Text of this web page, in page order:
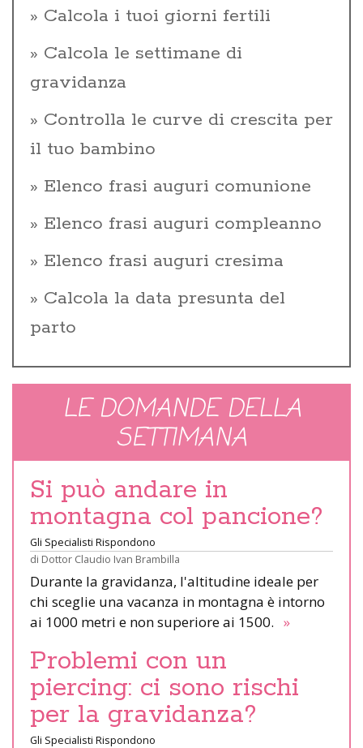
Calcola i tuoi giorni fertili
Calcola le settimane di
gravidanza
Controlla le curve di crescita per
il tuo bambino
Elenco frasi auguri comunione
Elenco frasi auguri compleanno
Elenco frasi auguri cresima
Calcola la data presunta del
parto
LE DOMANDE DELLA
SETTIMANA
Si può andare in
montagna col pancione?
Gli Specialisti Rispondono
di Dottor Claudio Ivan Brambilla
Durante la gravidanza, l'altitudine ideale per
chi sceglie una vacanza in montagna è intorno
ai 1000 metri e non superiore ai 1500. »
Problemi con un
piercing: ci sono rischi
per la gravidanza?
Gli Specialisti Rispondono